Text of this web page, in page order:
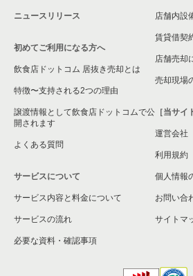
大阪市東成区の飲食店の居抜き売却物件
大阪市城東区の飲食店の居抜き売却物件
大阪市旭区の飲食店の居抜き売却物件の
和泉市の飲食店の居抜き売却物件の案件
池田市の飲食店の居抜き売却物件の案件一
大阪市大正区の飲食店の居抜き売却物件
ニュースリリース
初めてご利用になる方へ
飲食店ドットコム 居抜き売却とは
特徴〜支持される2つの理由
譲渡情報として飲食店ドットコムで公
開されます
よくある質問
サービスについて
サービス内容と料金について
サービスの流れ
必要な資料・確認事項
店舗内設
賃貸借契
店舗売却
売却現場
［当サイ
運営会社
利用規約
個人情報
お問い合
サイトマ